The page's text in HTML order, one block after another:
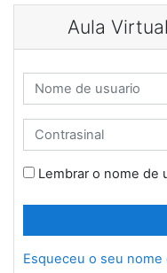
Ir ao contido principal
Aula
Nome de usuario
Contrasinal
Lembrar o nome de
Esqueceu o seu